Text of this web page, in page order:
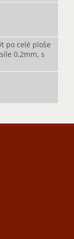
po celé ploše
0,2mm, s